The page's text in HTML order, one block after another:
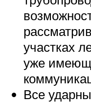
участках
уже
Все